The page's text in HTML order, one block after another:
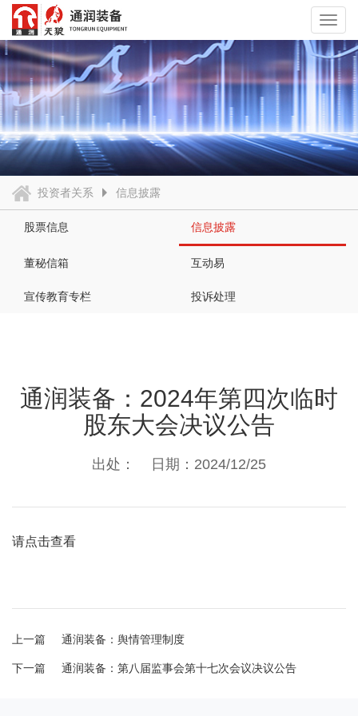
投资者关系 信息披露
股票信息 信息披露
董秘信箱 互动易
宣传教育专栏 投诉处理
通润装备：2024年第四次临时
股东大会决议公告
出处： 日期：2024/12/25
请点击查看
上一篇 通润装备：舆情管理制度
下一篇 通润装备：第八届监事会第十七次会议决议公告